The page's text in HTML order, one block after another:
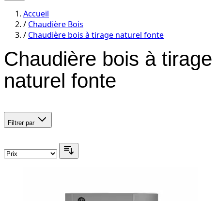
Accueil
/ Chaudière Bois
/ Chaudière bois à tirage naturel fonte
Chaudière bois à tirage
naturel fonte
Filtrer par